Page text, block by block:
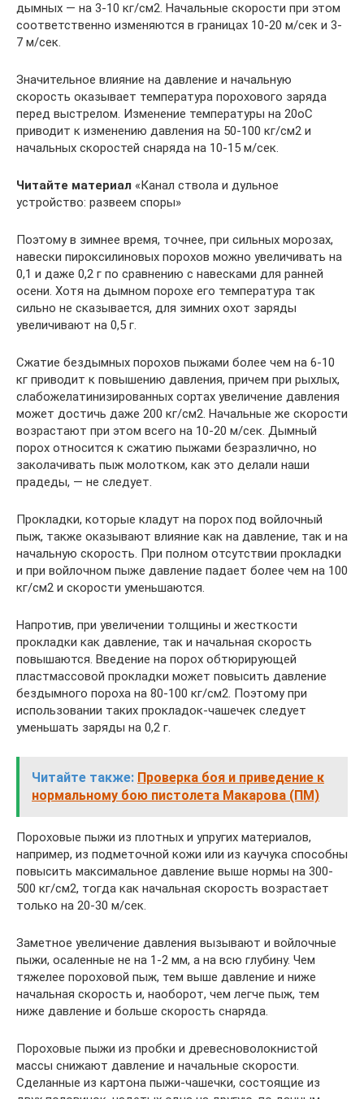
дымных — на 3-10 кг/см2. Начальные скорости при этом
соответственно изменяются в границах 10-20 м/сек и 3-
7 м/сек.
Значительное влияние на давление и начальную
скорость оказывает температура порохового заряда
перед выстрелом. Изменение температуры на 20оС
приводит к изменению давления на 50-100 кг/см2 и
начальных скоростей снаряда на 10-15 м/сек.
Читайте материал «Канал ствола и дульное
устройство: развеем споры»
Поэтому в зимнее время, точнее, при сильных морозах,
навески пироксилиновых порохов можно увеличивать на
0,1 и даже 0,2 г по сравнению с навесками для ранней
осени. Хотя на дымном порохе его температура так
сильно не сказывается, для зимних охот заряды
увеличивают на 0,5 г.
Сжатие бездымных порохов пыжами более чем на 6-10
кг приводит к повышению давления, причем при рыхлых,
слабожелатинизированных сортах увеличение давления
может достичь даже 200 кг/см2. Начальные же скорости
возрастают при этом всего на 10-20 м/сек. Дымный
порох относится к сжатию пыжами безразлично, но
заколачивать пыж молотком, как это делали наши
прадеды, — не следует.
Прокладки, которые кладут на порох под войлочный
пыж, также оказывают влияние как на давление, так и на
начальную скорость. При полном отсутствии прокладки
и при войлочном пыже давление падает более чем на 100
кг/см2 и скорости уменьшаются.
Напротив, при увеличении толщины и жесткости
прокладки как давление, так и начальная скорость
повышаются. Введение на порох обтюрирующей
пластмассовой прокладки может повысить давление
бездымного пороха на 80-100 кг/см2. Поэтому при
использовании таких прокладок-чашечек следует
уменьшать заряды на 0,2 г.
Читайте также: Проверка боя и приведение к
нормальному бою пистолета Макарова (ПМ)
Пороховые пыжи из плотных и упругих материалов,
например, из подметочной кожи или из каучука способны
повысить максимальное давление выше нормы на 300-
500 кг/см2, тогда как начальная скорость возрастает
только на 20-30 м/сек.
Заметное увеличение давления вызывают и войлочные
пыжи, осаленные не на 1-2 мм, а на всю глубину. Чем
тяжелее пороховой пыж, тем выше давление и ниже
начальная скорость и, наоборот, чем легче пыж, тем
ниже давление и больше скорость снаряда.
Пороховые пыжи из пробки и древесноволокнистой
массы снижают давление и начальные скорости.
Сделанные из картона пыжи-чашечки, состоящие из